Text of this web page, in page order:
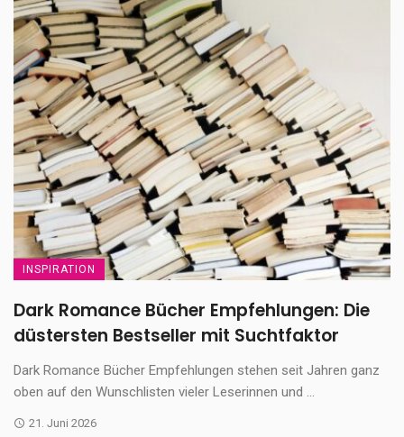
INSPIRATION
Dark Romance Bücher Empfehlungen: Die
düstersten Bestseller mit Suchtfaktor
Dark Romance Bücher Empfehlungen stehen seit Jahren ganz
oben auf den Wunschlisten vieler Leserinnen und ...
21. Juni 2026